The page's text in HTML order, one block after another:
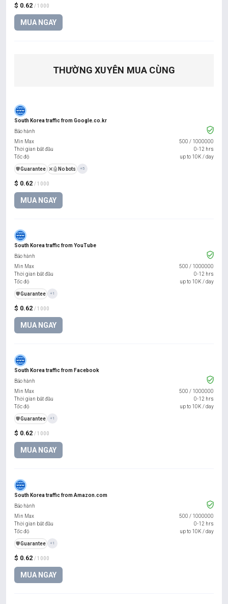
$ 0.62 / 1000
MUA NGAY
THƯỜNG XUYÊN MUA CÙNG
South Korea traffic from Google.co.kr
$ 0.62 / 1000
MUA NGAY
Bảo hành
Min Max
500 / 1000000
Thời gian bắt đầu
0-12 hrs
Tốc độ
up to 10K / day
️🛡️Guarantee ❌🤖 No bots +5
South Korea traffic from YouTube
$ 0.62 / 1000
MUA NGAY
Bảo hành
Min Max
500 / 1000000
Thời gian bắt đầu
0-12 hrs
Tốc độ
up to 10K / day
️🛡️Guarantee +1
South Korea traffic from Facebook
$ 0.62 / 1000
MUA NGAY
Bảo hành
Min Max
500 / 1000000
Thời gian bắt đầu
0-12 hrs
Tốc độ
up to 10K / day
️🛡️Guarantee +1
South Korea traffic from Amazon.com
$ 0.62 / 1000
MUA NGAY
Bảo hành
Min Max
500 / 1000000
Thời gian bắt đầu
0-12 hrs
Tốc độ
up to 10K / day
️🛡️Guarantee +1